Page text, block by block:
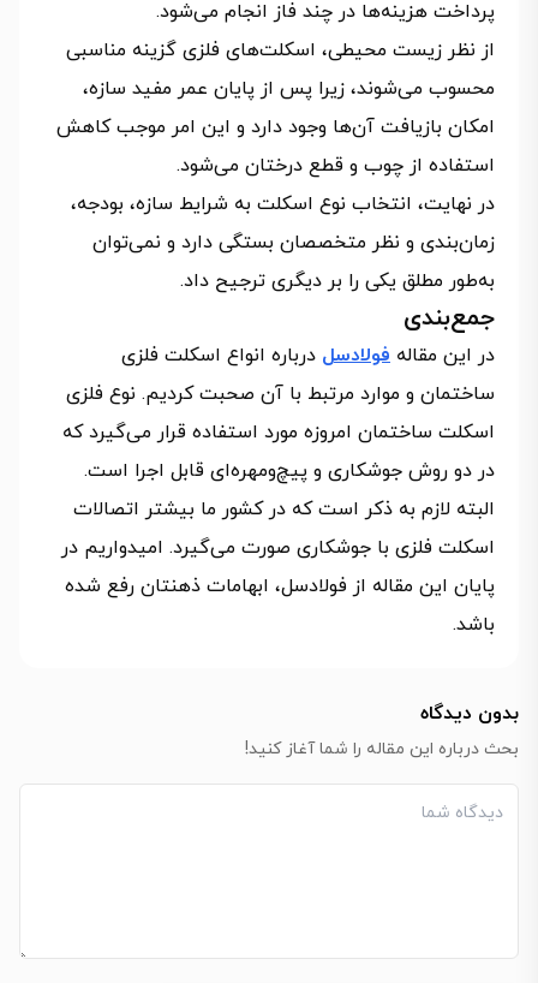
پرداخت هزینه‌ها در چند فاز انجام می‌شود.
از نظر زیست‌ محیطی، اسکلت‌های فلزی گزینه مناسبی
محسوب می‌شوند، زیرا پس از پایان عمر مفید سازه،
امکان بازیافت آن‌ها وجود دارد و این امر موجب کاهش
استفاده از چوب و قطع درختان می‌شود.
در نهایت، انتخاب نوع اسکلت به شرایط سازه، بودجه،
زمان‌بندی و نظر متخصصان بستگی دارد و نمی‌توان
به‌طور مطلق یکی را بر دیگری ترجیح داد.
جمع‌بندی
در این مقاله فولادسل درباره انواع اسکلت فلزی
ساختمان و موارد مرتبط با آن صحبت کردیم. نوع فلزی
اسکلت ساختمان امروزه مورد استفاده قرار می‌گیرد که
در دو روش جوشکاری و پیچ‌ومهره‌ای قابل اجرا است.
البته لازم به ذکر است که در کشور ما بیشتر اتصالات
اسکلت فلزی با جوشکاری صورت می‌گیرد. امیدواریم در
پایان این مقاله از فولادسل، ابهامات ذهنتان رفع شده
باشد.
بدون دیدگاه
بحث درباره این مقاله را شما آغاز کنید!